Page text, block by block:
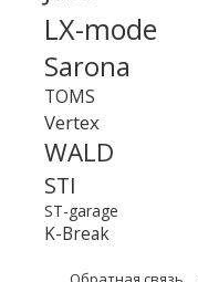
LX-mode
Sarona
TOMS
Vertex
WALD
STI
ST-garage
K-Break